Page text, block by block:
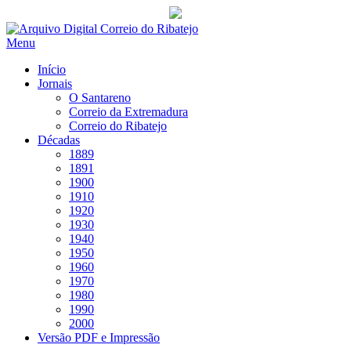
Saltar
para
Menu
Início
Jornais
O Santareno
Correio da Extremadura
Correio do Ribatejo
Décadas
1889
1891
1900
1910
1920
1930
1940
1950
1960
1970
1980
1990
2000
Versão PDF e Impressão